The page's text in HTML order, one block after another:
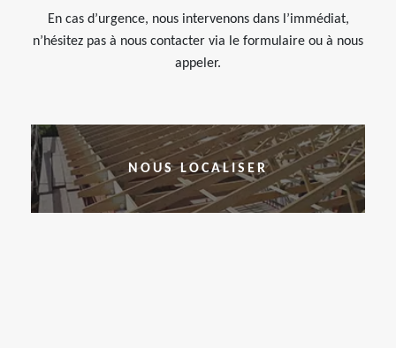
En cas d’urgence, nous intervenons dans l’immédiat,
n’hésitez pas à nous contacter via le formulaire ou à nous
appeler.
NOUS LOCALISER